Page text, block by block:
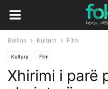
Ballina Kultura Film
Kultura Film
Xhirimi i parë